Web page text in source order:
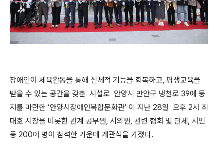
장애인이 체육활동을 통해 신체적 기능을 회복하고, 평생교육을
받을 수 있는 공간을 갖춘 시설로 안양시 만안구 냉천로 39에 둥
지를 마련한 ‘안양시장애인복합문화관’ 이 지난 28일 오후 2시 최
대호 시장을 비롯한 관계 공무원, 시의원, 관련 협회 및 단체 , 시민
등 200여 명이 참석한 가운데 개관식을 가졌다.